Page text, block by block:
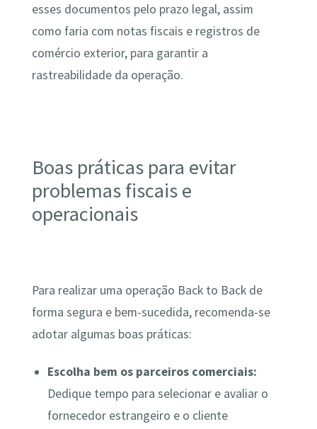
esses documentos pelo prazo legal, assim
como faria com notas fiscais e registros de
comércio exterior, para garantir a
rastreabilidade da operação​.
Boas práticas para evitar
problemas fiscais e
operacionais
Para realizar uma operação Back to Back de
forma segura e bem-sucedida, recomenda-se
adotar algumas boas práticas:
Escolha bem os parceiros comerciais:
Dedique tempo para selecionar e avaliar o
fornecedor estrangeiro e o cliente